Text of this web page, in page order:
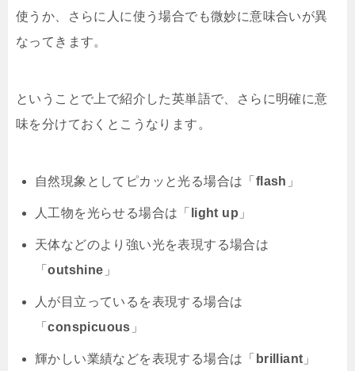
使うか、さらに人に使う場合でも微妙に意味合いが異
なってきます。
ということで上で紹介した英単語で、さらに明確に意
味を分けておくとこうなります。
自然現象としてピカッと光る場合は「 flash 」
人工物を光らせる場合は「 light up 」
天体などのより強い光を表現する場合は
「outshine 」
人が目立っているを表現する場合は
「conspicuous 」
輝かしい業績などを表現する場合は「 brilliant 」